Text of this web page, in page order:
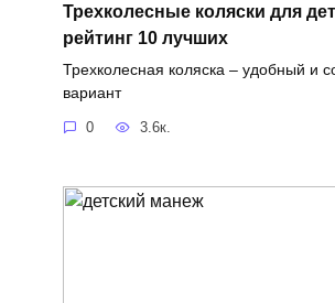
Трехколесные коляски для
рейтинг 10 лучших
Трехколесная коляска – удобный и
вариант
0 3.6к.